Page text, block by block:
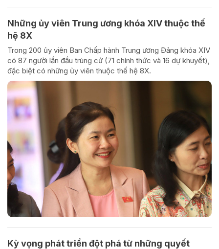
Những ủy viên Trung ương khóa XIV thuộc thế
hệ 8X
Trong 200 ủy viên Ban Chấp hành Trung ương Đảng khóa XIV
có 87 người lần đầu trúng cử (71 chính thức và 16 dự khuyết),
đặc biệt có những ủy viên thuộc thế hệ 8X.
Kỳ vọng phát triển đột phá từ những quyết